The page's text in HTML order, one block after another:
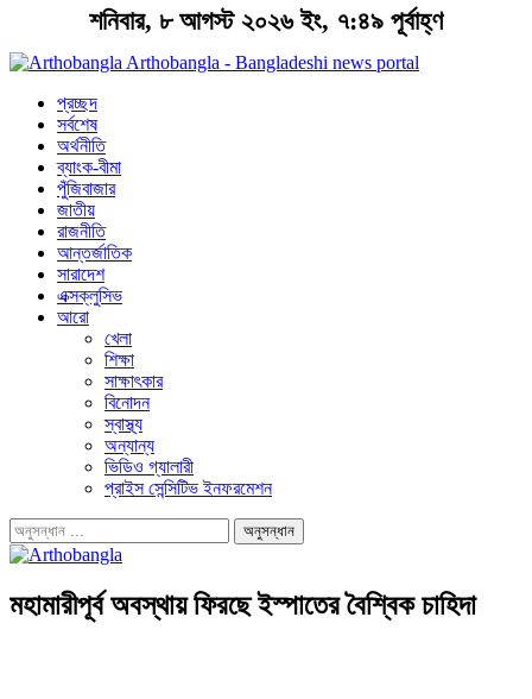
শনিবার, ৮ আগস্ট ২০২৬ ইং, ৭:৪৯ পূর্বাহ্ণ
Arthobangla - Bangladeshi news portal
প্রচ্ছদ
সর্বশেষ
অর্থনীতি
ব্যাংক-বীমা
পুঁজিবাজার
জাতীয়
রাজনীতি
আন্তর্জাতিক
সারাদেশ
এক্সক্লুসিভ
আরো
খেলা
শিক্ষা
সাক্ষাৎকার
বিনোদন
স্বাস্থ্য
অন্যান্য
ভিডিও গ্যালারী
প্রাইস সেন্সিটিভ ইনফরমেশন
মহামারীপূর্ব অবস্থায় ফিরছে ইস্পাতের বৈশ্বিক চাহিদা